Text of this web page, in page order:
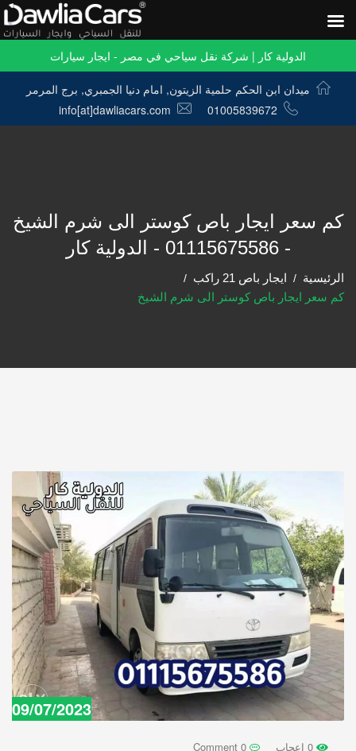
الدولية كار | شركة نقل سياحي في مصر - ايجار سيارات
ميدان ابن الحكم حلمية الزيتون, امام دنيا الجمبري, برج المرمر
01005839672
info[at]dawliacars.com
كم سعر ايجار باص كوستر الى شرم الشيخ
- 01115675586 - الدولية كار
الرئيسية
ايجار باص 21 راكب
كم سعر ايجار باص كوستر الى شرم الشيخ
09/07/2023